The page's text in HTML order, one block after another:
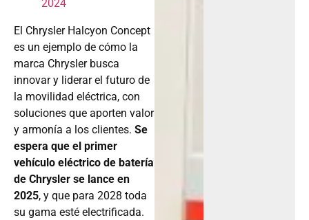
2024
El Chrysler Halcyon Concept
es un ejemplo de cómo la
marca Chrysler busca
innovar y liderar el futuro de
la movilidad eléctrica, con
soluciones que aporten valor
y armonía a los clientes. Se
espera que el primer
vehículo eléctrico de batería
de Chrysler se lance en
2025, y que para 2028 toda
su gama esté electrificada.